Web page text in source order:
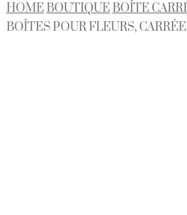
HOME BOUTIQUE BOÎTE
BOÎTES POUR FLEURS,